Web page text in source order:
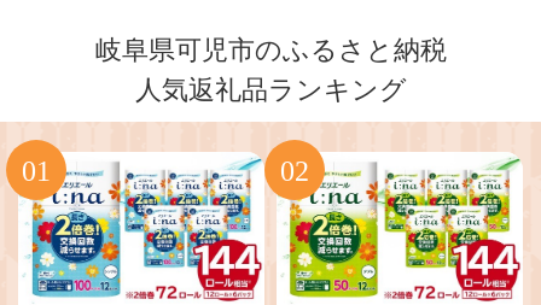
岐阜県可児市のふるさと納税
人気返礼品ランキング